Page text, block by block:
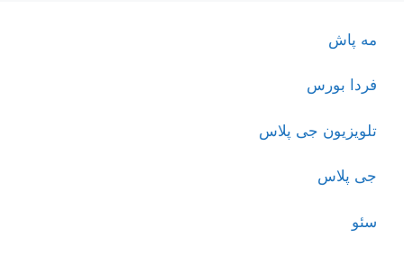
مه پاش
فردا بورس
تلویزیون جی پلاس
جی پلاس
سئو